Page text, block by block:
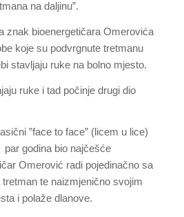
na daljinu”.
znak bioenergetičara Omerovića
koje su podvrgnute tretmanu
stavljaju ruke na bolno mjesto.
ruke i tad počinje drugi dio
”face to face” (licem u lice)
godina bio najčešće
Omerović radi pojedinačno sa
te naizmjenično svojim
i polaže dlanove.